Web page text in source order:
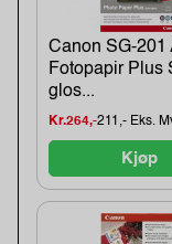
Canon SG-201
Fotopapir Plus
glos...
Kr.264,-211,- Eks.
Kjøp